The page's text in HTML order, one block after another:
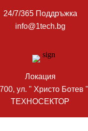
24/7/365 Поддръжка
info@1tech.bg
Локация
ул. " Христо
ТЕХНОСЕКТОР